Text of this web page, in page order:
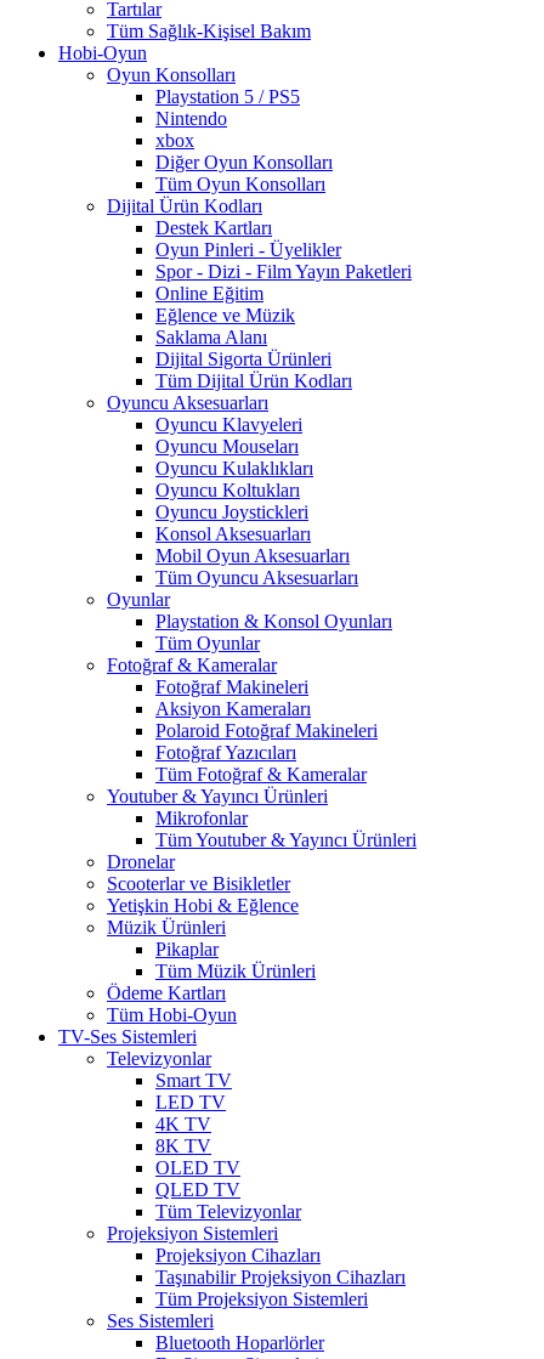
Tartılar
Tüm Sağlık-Kişisel Bakım
Hobi-Oyun
Oyun Konsolları
Playstation 5 / PS5
Nintendo
xbox
Diğer Oyun Konsolları
Tüm Oyun Konsolları
Dijital Ürün Kodları
Destek Kartları
Oyun Pinleri - Üyelikler
Spor - Dizi - Film Yayın Paketleri
Online Eğitim
Eğlence ve Müzik
Saklama Alanı
Dijital Sigorta Ürünleri
Tüm Dijital Ürün Kodları
Oyuncu Aksesuarları
Oyuncu Klavyeleri
Oyuncu Mouseları
Oyuncu Kulaklıkları
Oyuncu Koltukları
Oyuncu Joystickleri
Konsol Aksesuarları
Mobil Oyun Aksesuarları
Tüm Oyuncu Aksesuarları
Oyunlar
Playstation & Konsol Oyunları
Tüm Oyunlar
Fotoğraf & Kameralar
Fotoğraf Makineleri
Aksiyon Kameraları
Polaroid Fotoğraf Makineleri
Fotoğraf Yazıcıları
Tüm Fotoğraf & Kameralar
Youtuber & Yayıncı Ürünleri
Mikrofonlar
Tüm Youtuber & Yayıncı Ürünleri
Dronelar
Scooterlar ve Bisikletler
Yetişkin Hobi & Eğlence
Müzik Ürünleri
Pikaplar
Tüm Müzik Ürünleri
Ödeme Kartları
Tüm Hobi-Oyun
TV-Ses Sistemleri
Televizyonlar
Smart TV
LED TV
4K TV
8K TV
OLED TV
QLED TV
Tüm Televizyonlar
Projeksiyon Sistemleri
Projeksiyon Cihazları
Taşınabilir Projeksiyon Cihazları
Tüm Projeksiyon Sistemleri
Ses Sistemleri
Bluetooth Hoparlörler